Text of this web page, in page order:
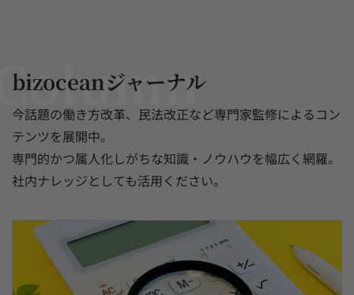
bizoceanジャーナル
今話題の働き方改革、民法改正など専門家監修によるコン
テンツを展開中。
専門的かつ属人化しがちな知識・ノウハウを幅広く網羅。
社内ナレッジとしても活用ください。